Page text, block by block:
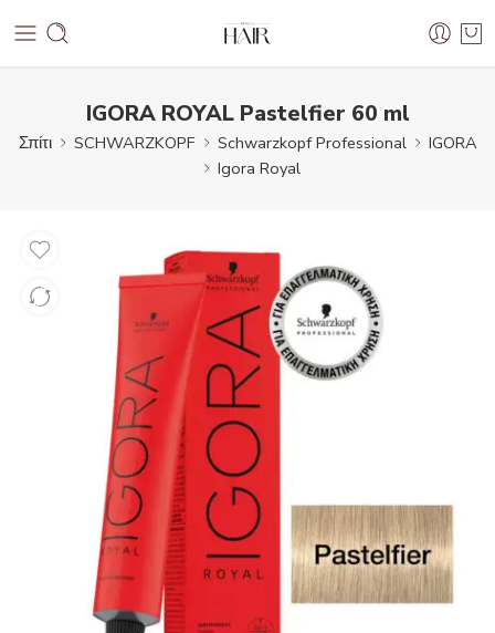
IGORA ROYAL Pastelfier 60 ml
Σπίτι SCHWARZKOPF Schwarzkopf Professional
IGORA
Igora Royal